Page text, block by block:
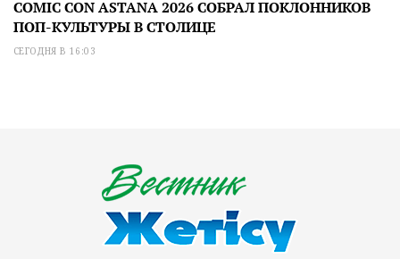
COMIC CON ASTANA 2026 СОБРАЛ ПОКЛОННИКОВ
ПОП-КУЛЬТУРЫ В СТОЛИЦЕ
СЕГОДНЯ В 16:03